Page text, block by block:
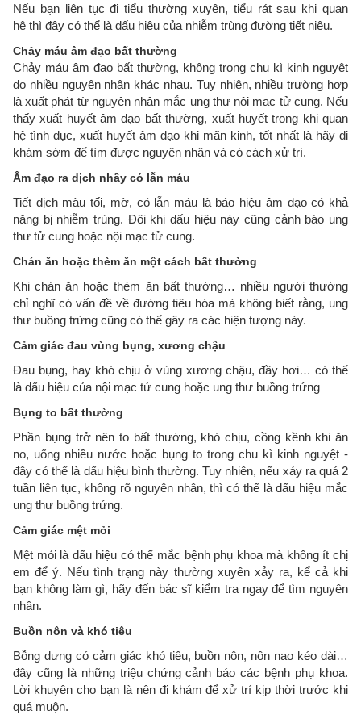
Nếu bạn liên tục đi tiểu thường xuyên, tiểu rát sau khi quan
hệ thì đây có thể là dấu hiệu của nhiễm trùng đường tiết niệu.
Chảy máu âm đạo bất thường
Chảy máu âm đạo bất thường, không trong chu kì kinh nguyệt
do nhiều nguyên nhân khác nhau. Tuy nhiên, nhiều trường hợp
là xuất phát từ nguyên nhân mắc ung thư nội mạc tử cung. Nếu
thấy xuất huyết âm đạo bất thường, xuất huyết trong khi quan
hệ tình dục, xuất huyết âm đạo khi mãn kinh, tốt nhất là hãy đi
khám sớm để tìm được nguyên nhân và có cách xử trí.
Âm đạo ra dịch nhầy có lẫn máu
Tiết dịch màu tối, mờ, có lẫn máu là báo hiệu âm đạo có khả
năng bị nhiễm trùng. Đôi khi dấu hiệu này cũng cảnh báo ung
thư tử cung hoặc nội mạc tử cung.
Chán ăn hoặc thèm ăn một cách bất thường
Khi chán ăn hoặc thèm ăn bất thường… nhiều người thường
chỉ nghĩ có vấn đề về đường tiêu hóa mà không biết rằng, ung
thư buồng trứng cũng có thể gây ra các hiện tượng này.
Cảm giác đau vùng bụng, xương chậu
Đau bụng, hay khó chịu ở vùng xương chậu, đầy hơi… có thể
là dấu hiệu của nội mạc tử cung hoặc ung thư buồng trứng
Bụng to bất thường
Phần bụng trở nên to bất thường, khó chịu, cồng kềnh khi ăn
no, uống nhiều nước hoặc bụng to trong chu kì kinh nguyệt -
đây có thể là dấu hiệu bình thường. Tuy nhiên, nếu xảy ra quá 2
tuần liên tục, không rõ nguyên nhân, thì có thể là dấu hiệu mắc
ung thư buồng trứng.
Cảm giác mệt mỏi
Mệt mỏi là dấu hiệu có thể mắc bệnh phụ khoa mà không ít chị
em để ý. Nếu tình trạng này thường xuyên xảy ra, kể cả khi
bạn không làm gì, hãy đến bác sĩ kiểm tra ngay để tìm nguyên
nhân.
Buồn nôn và khó tiêu
Bỗng dưng có cảm giác khó tiêu, buồn nôn, nôn nao kéo dài…
đây cũng là những triệu chứng cảnh báo các bệnh phụ khoa.
Lời khuyên cho bạn là nên đi khám để xử trí kịp thời trước khi
quá muộn.